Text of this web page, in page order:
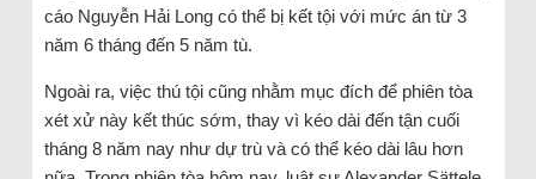
cáo Nguyễn Hải Long có thể bị kết tội với mức án từ 3
năm 6 tháng đến 5 năm tù.
Ngoài ra, việc thú tội cũng nhằm mục đích để phiên tòa
xét xử này kết thúc sớm, thay vì kéo dài đến tận cuối
tháng 8 năm nay như dự trù và có thể kéo dài lâu hơn